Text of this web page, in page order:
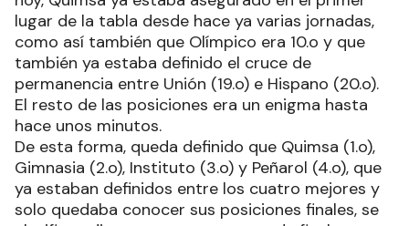
lugar de la tabla desde hace ya varias jornadas,
como así también que Olímpico era 10.o y que
también ya estaba definido el cruce de
permanencia entre Unión (19.o) e Hispano (20.o).
El resto de las posiciones era un enigma hasta
hace unos minutos.
De esta forma, queda definido que Quimsa (1.o),
Gimnasia (2.o), Instituto (3.o) y Peñarol (4.o), que
ya estaban definidos entre los cuatro mejores y
solo quedaba conocer sus posiciones finales, se